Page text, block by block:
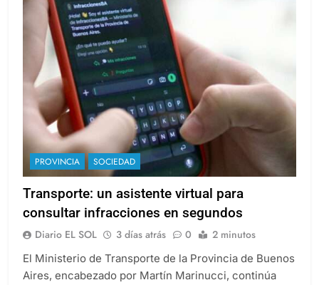
PROVINCIA SOCIEDAD
Transporte: un asistente virtual para
consultar infracciones en segundos
Diario EL SOL 3 días atrás 0 2 minutos
El Ministerio de Transporte de la Provincia de Buenos
Aires, encabezado por Martín Marinucci, continúa